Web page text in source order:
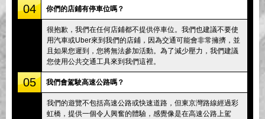
04 你們的店鋪有停車位嗎？
很抱歉，我們在任何店鋪都不提供停車位。我們也建議不要使
用汽車或Uber來到我們的店鋪，因為交通可能會非常擁擠，並
且如果您遲到，您將無法參加活動。為了減少壓力，我們建議
您使用公共交通工具來到我們這裡。
05 我們會駕駛高速公路嗎？
我們的遊覽不包括高速公路或快速道路，但東京灣路線經過彩
虹橋，提供一個令人興奮的體驗，感覺像是在高速公路上駕